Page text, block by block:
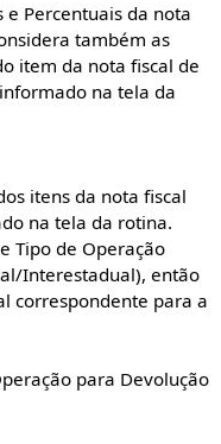
e Percentuais da nota
também as
item da nota fiscal de
na tela da
itens da nota fiscal
na tela da rotina.
Tipo de Operação
Interestadual), então
correspondente para a
para Devolução